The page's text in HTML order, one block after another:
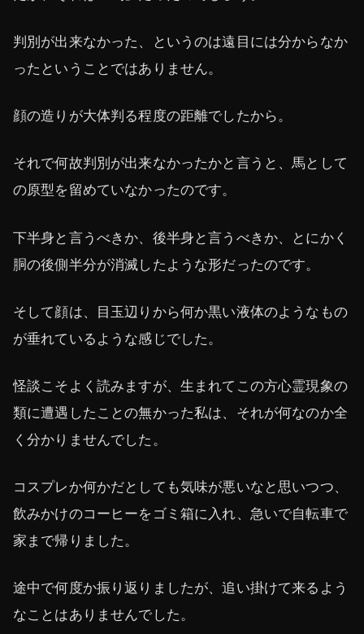
判別が出来なかった、というのは遠目には分からなか
ったということではありません。
顔の造りが大体判る程度の距離でしたから。
それで何故判別が出来なかったかと言うと、馬として
の原型を留めていなかったのです。
下半身と言うべきか、後半身と言うべきか、とにかく
胴の後側半分が消滅したような形だったのです。
そして顔は、目玉辺りから何か黒い液体のようなもの
が垂れているような感じでした。
怪談こそよく読みますが、生まれてこの方心霊現象の
類に遭遇したことの無かった私は、それが何なのか全
く分かりませんでした。
コスプレか何かだとしても気味が悪いなと思いつつ、
飲みかけのコーヒーをゴミ箱に入れ、急いで自転車で
家まで帰りました。
途中で何度か振り返りましたが、追い掛けて来るよう
なことはありませんでした。